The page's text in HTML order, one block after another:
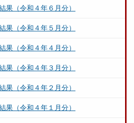
果（令和４年６月分）
果（令和４年５月分）
果（令和４年４月分）
果（令和４年３月分）
果（令和４年２月分）
果（令和４年１月分）